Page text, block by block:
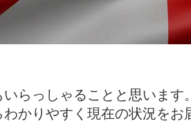
らっしゃることと思います。
かりやすく現在の状況をお